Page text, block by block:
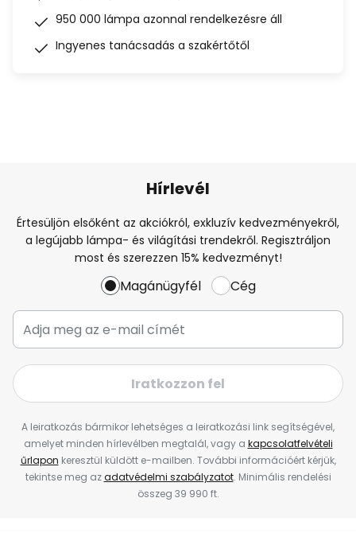
950 000 lámpa azonnal rendelkezésre áll
Ingyenes tanácsadás a szakértőtől
Hírlevél
Értesüljön elsőként az akciókról, exkluzív kedvezményekről,
a legújabb lámpa- és világítási trendekről. Regisztráljon
most és szerezzen 15% kedvezményt!
Magánügyfél Cég
Iratkozzon fel
A leiratkozás bármikor lehetséges a leiratkozási link segítségével,
amelyet minden hírlevélben megtalál, vagy a kapcsolatfelvételi
űrlapon keresztül küldött e-mailben. További információért kérjük,
tekintse meg azadatvédelmi szabályzatot. Minimális rendelési
összeg 39 990 ft.